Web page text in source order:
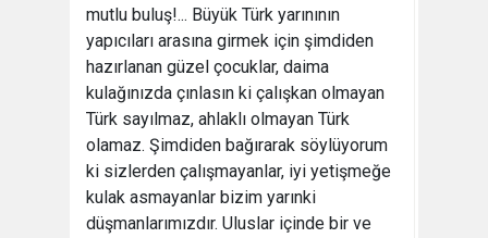
mutlu buluş!... Büyük Türk yarınının
yapıcıları arasına girmek için şimdiden
hazırlanan güzel çocuklar, daima
kulağınızda çınlasın ki çalışkan olmayan
Türk sayılmaz, ahlaklı olmayan Türk
olamaz. Şimdiden bağırarak söylüyorum
ki sizlerden çalışmayanlar, iyi yetişmeğe
kulak asmayanlar bizim yarınki
düşmanlarımızdır. Uluslar içinde bir ve